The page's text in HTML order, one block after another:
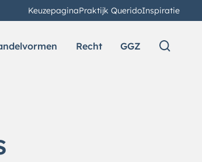
KeuzepaginaPraktijk QueridoInspiratie
Recht GGZ